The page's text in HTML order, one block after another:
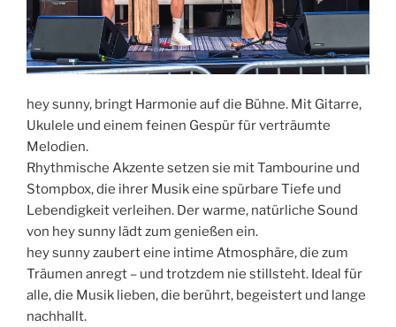
hey sunny, bringt Harmonie auf die Bühne. Mit Gitarre,
Ukulele und einem feinen Gespür für verträumte
Melodien.
Rhythmische Akzente setzen sie mit Tambourine und
Stompbox, die ihrer Musik eine spürbare Tiefe und
Lebendigkeit verleihen. Der warme, natürliche Sound
von hey sunny lädt zum genießen ein.
hey sunny zaubert eine intime Atmosphäre, die zum
Träumen anregt – und trotzdem nie stillsteht. Ideal für
alle, die Musik lieben, die berührt, begeistert und lange
nachhallt.